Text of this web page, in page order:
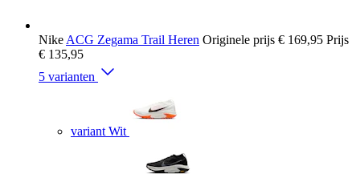
Nike ACG Zegama Trail Heren Originele prijs € 169,95 Prijs
€ 135,95
5 varianten
variant Wit